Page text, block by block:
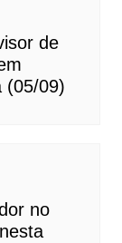
de
(05/09)
no